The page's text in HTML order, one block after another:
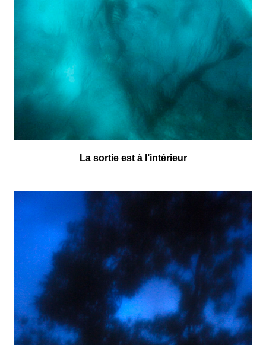
La sortie est à l’intérieur